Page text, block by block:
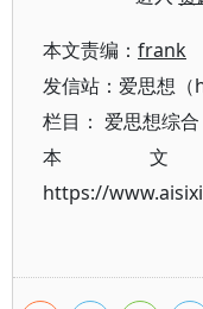
本文责编： frank
发信站：爱思想
栏目： 爱思想综合
本
https://